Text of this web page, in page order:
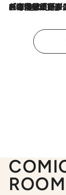
2026.8.3
「今後値上げがあるとすれば…」「リスクがあるのは今年の冬」エネルギー専門家が語る、ホルムズ海峡封鎖が家庭にもたらす“ある心配”
ROOM